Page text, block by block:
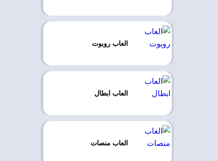
العاب روبوت
العاب ابطال
العاب منصات